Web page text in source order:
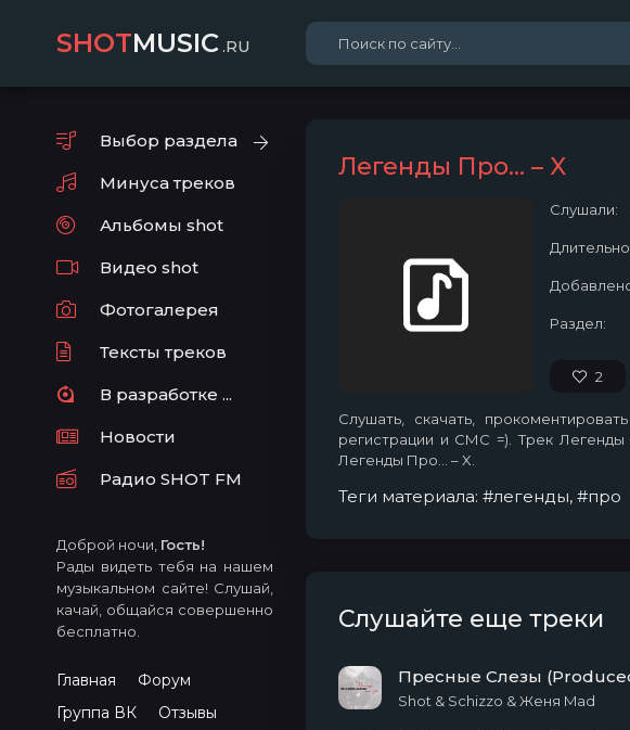
SHOTMUSIC.RU
Выбор раздела
Минуса треков
Альбомы shot
Видео shot
Фотогалерея
Тексты треков
В разработке ...
Новости
Радио SHOT FM
Доброй ночи, Гость!
Рады видеть тебя на нашем
музыкальном сайте! Слушай,
качай, общайся совершенно
бесплатно.
Главная
Форум
Группа ВК
Отзывы
Легенды Про... – X
Слушали:
Раздел:
2
Слушать, скачать,
регистрации и СМС =). Трек
Легенды Про... – X.
Теги материала: #легенды, #про
Слушайте еще треки
Пресные Слезы
Shot & Schizzo & Женя Mad